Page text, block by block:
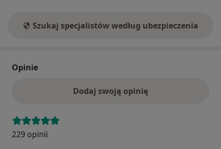
Szukaj specjalistów według ubezpieczenia
Opinie
Dodaj swoją opinię
229 opinii